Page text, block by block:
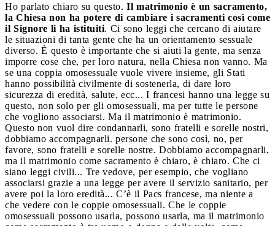
Ho parlato chiaro su questo. Il matrimonio è un sacramento,
la Chiesa non ha potere di cambiare i sacramenti così come
il Signore li ha istituiti. Ci sono leggi che cercano di aiutare
le situazioni di tanta gente che ha un orientamento sessuale
diverso. È questo è importante che si aiuti la gente, ma senza
imporre cose che, per loro natura, nella Chiesa non vanno. Ma
se una coppia omosessuale vuole vivere insieme, gli Stati
hanno possibilità civilmente di sostenerla, di dare loro
sicurezza di eredità, salute, ecc... I francesi hanno una legge su
questo, non solo per gli omosessuali, ma per tutte le persone
che vogliono associarsi. Ma il matrimonio è matrimonio.
Questo non vuol dire condannarli, sono fratelli e sorelle nostri,
dobbiamo accompagnarli. persone che sono così, no, per
favore, sono fratelli e sorelle nostre. Dobbiamo accompagnarli,
ma il matrimonio come sacramento è chiaro, è chiaro. Che ci
siano leggi civili... Tre vedove, per esempio, che vogliano
associarsi grazie a una legge per avere il servizio sanitario, per
avere poi la loro eredità... C’è il Pacs francese, ma niente a
che vedere con le coppie omosessuali. Che le coppie
omosessuali possono usarla, possono usarla, ma il matrimonio